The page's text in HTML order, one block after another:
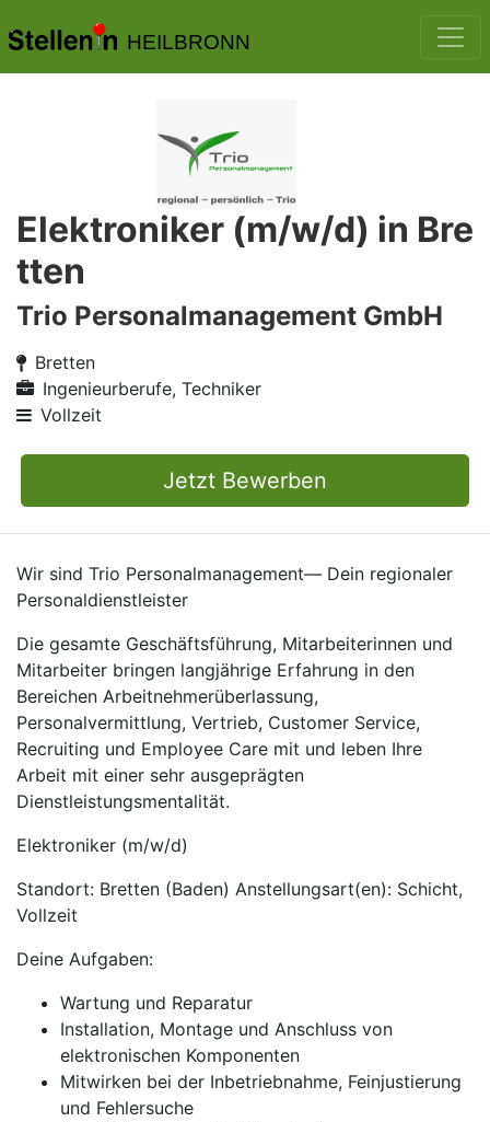
HEILBRONN
Elektroniker (m/w/d) in Bre
tten
Trio Personalmanagement GmbH
Bretten
Ingenieurberufe, Techniker
Vollzeit
Jetzt Bewerben
Wir sind Trio Personalmanagement— Dein regionaler
Personaldienstleister
Die gesamte Geschäftsführung, Mitarbeiterinnen und
Mitarbeiter bringen langjährige Erfahrung in den
Bereichen Arbeitnehmerüberlassung,
Personalvermittlung, Vertrieb, Customer Service,
Recruiting und Employee Care mit und leben Ihre
Arbeit mit einer sehr ausgeprägten
Dienstleistungsmentalität.
Elektroniker (m/w/d)
Standort: Bretten (Baden) Anstellungsart(en): Schicht,
Vollzeit
Deine Aufgaben:
Wartung und Reparatur
Installation, Montage und Anschluss von
elektronischen Komponenten
Mitwirken bei der Inbetriebnahme, Feinjustierung
und Fehlersuche